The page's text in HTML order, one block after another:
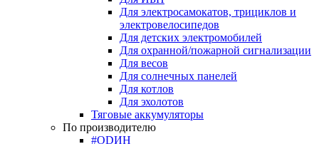
Для электросамокатов, трициклов и
электровелосипедов
Для детских электромобилей
Для охранной/пожарной сигнализации
Для весов
Для солнечных панелей
Для котлов
Для эхолотов
Тяговые аккумуляторы
По производителю
#ODИН